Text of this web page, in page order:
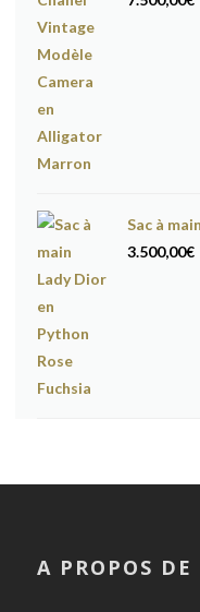
Sac à
3.500,00€
A PROPOS DE